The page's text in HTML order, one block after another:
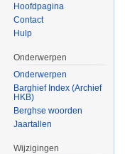
Hoofdpagina
Contact
Hulp
Onderwerpen
Onderwerpen
Barghief Index (Archief
HKB)
Berghse woorden
Jaartallen
Wijzigingen